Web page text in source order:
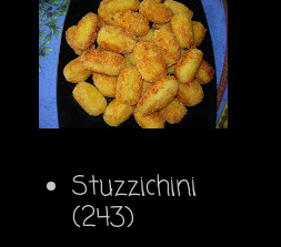
Stuzzichini
(243)